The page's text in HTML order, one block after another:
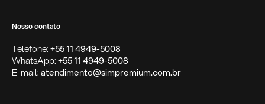
Nosso contato
Telefone:+55 11 4949-5008
WhatsApp:+55 11 4949-5008
E-mail:atendimento@simpremium.com.br